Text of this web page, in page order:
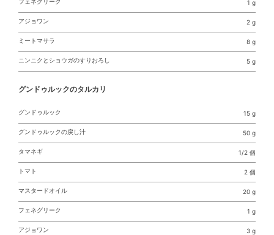
1 g
アジョワン 2 g
ミートマサラ 8 g
ニンニクとショウガのすりおろし 5 g
グンドゥルックのタルカリ
グンドゥルック 15 g
グンドゥルックの戻し汁 50 g
タマネギ 1/2 個
トマト 2 個
マスタードオイル 20 g
フェネグリーク 1 g
アジョワン 3 g